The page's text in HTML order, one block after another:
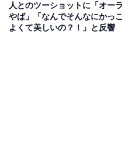
人とのツーショットに「オーラ
やば」「なんでそんなにかっこ
よくて美しいの？！」と反響